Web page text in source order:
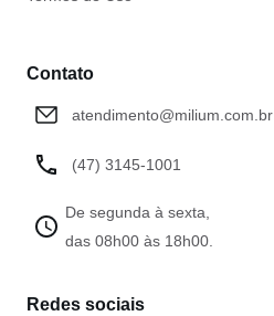
Contato
atendimento@milium.com.br
(47) 3145-1001
De segunda à sexta,
das 08h00 às 18h00.
Redes sociais